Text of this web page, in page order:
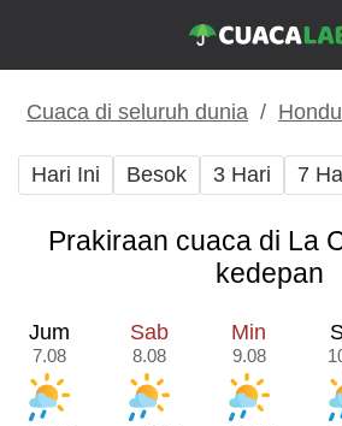
Cuaca di seluruh dunia
Hari Ini Besok 3 Hari 7
Prakiraan cuaca di La
kedepan
Jum
7.08
Sab
8.08
Min
9.08